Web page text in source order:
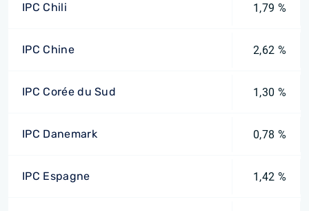
IPC Chili 1,79 %
IPC Chine 2,62 %
IPC Corée du Sud 1,30 %
IPC Danemark 0,78 %
IPC Espagne 1,42 %